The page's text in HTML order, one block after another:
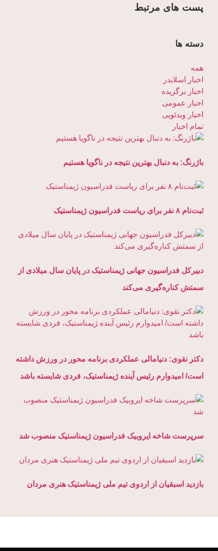
پست های مرتبط
دسته ها
همه
اخبار اسلایدر
اخبار برگزیده
اخبار عمومی
اخبار ویدئویی
تمام اخبار
باژرنگ: به دنبال بهترین نتیجه در ناگویا هستیم
ثبت‌نام ۸ نفر برای ریاست فدراسیون ژیمناستیک
دبیرکل فدراسیون جهانی ژیمناستیک در پایان سال میلادی از
سمتش کناره‌گیری می‌کند
دکتر نقوی: دنیامالی عملکردی برنامه محور در ورزش داشته
است/ امیدوارم رئیس آینده ژیمناستیک، فردی شایسته باشد
سرپرست شاخه ایروبیک فدراسیون ژیمناستیک منصوب شد
بازدید اسبقیان از اردوی تیم ملی ژیمناستیک هنری مردان